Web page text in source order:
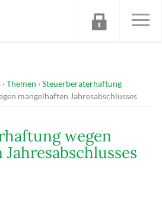
Themen
Steuerberaterhaftung
mangelhaften Jahresabschlusses
wegen